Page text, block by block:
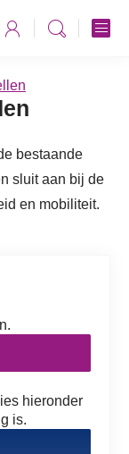
bestaande
sluit aan bij de
en mobiliteit.
hieronder
is.